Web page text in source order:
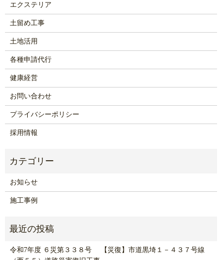
エクステリア
土留め工事
土地活用
各種申請代行
健康経営
お問い合わせ
プライバシーポリシー
採用情報
お知らせ
施工事例
令和7年度 ６災第３３８号 【災復】市道黒埼１－４３７号線